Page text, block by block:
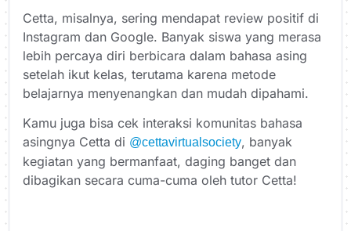
Cetta, misalnya, sering mendapat review positif di
Instagram dan Google. Banyak siswa yang merasa
lebih percaya diri berbicara dalam bahasa asing
setelah ikut kelas, terutama karena metode
belajarnya menyenangkan dan mudah dipahami.
Kamu juga bisa cek interaksi komunitas bahasa
asingnya Cetta di @cettavirtualsociety, banyak
kegiatan yang bermanfaat, daging banget dan
dibagikan secara cuma-cuma oleh tutor Cetta!